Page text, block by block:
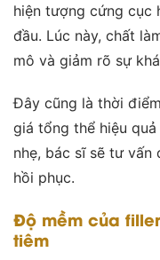
hiện tượng cứng cục
đầu. Lúc này, chất
mô và giảm rõ sự
Đây cũng là thời
giá tổng thể hiệu
nhẹ, bác sĩ sẽ tư
hồi phục.
Độ mềm của
tiêm